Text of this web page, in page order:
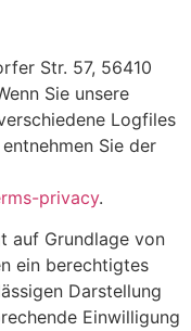
Str. 57, 56410
Sie unsere
Logfiles
Sie der
privacy.
auf Grundlage von
ein berechtigtes
Darstellung
Einwilligung